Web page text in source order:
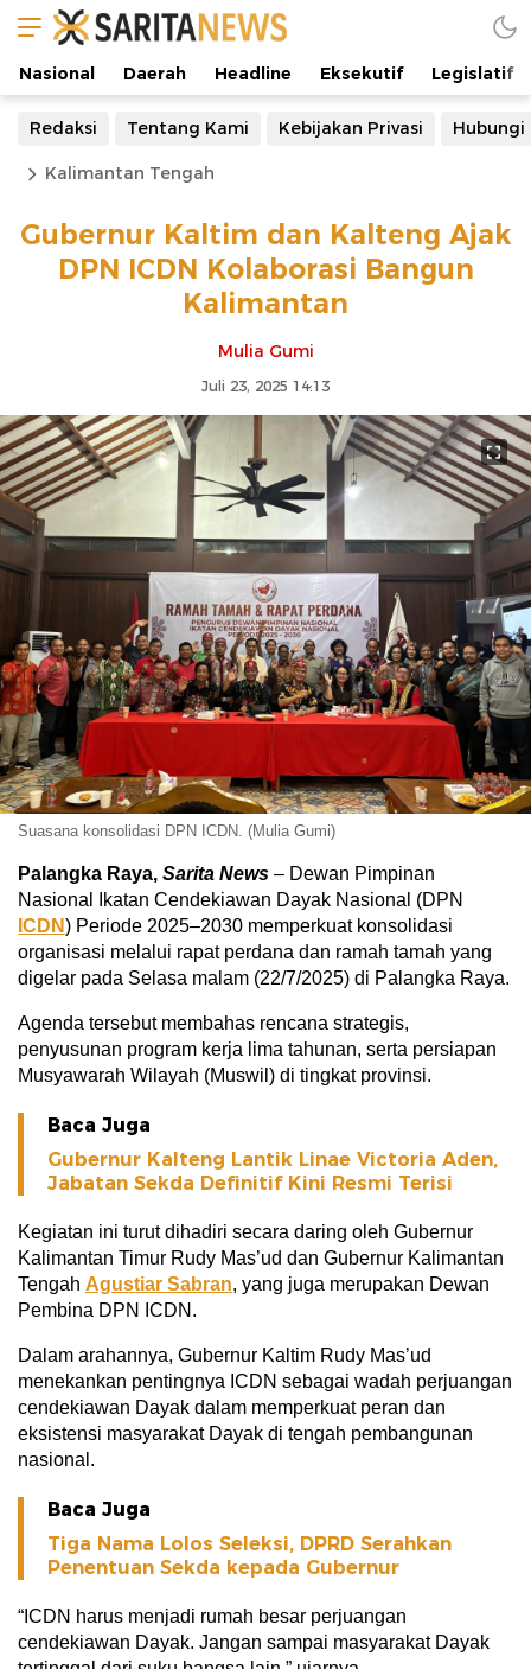
Nasional Daerah Headline Eksekutif Legislatif
Redaksi Tentang Kami Kebijakan Privasi Hubungi
Kalimantan Tengah
Gubernur Kaltim dan Kalteng Ajak
DPN ICDN Kolaborasi Bangun
Kalimantan
Mulia Gumi
Juli 23, 2025 14:13
Suasana konsolidasi DPN ICDN. (Mulia Gumi)
Palangka Raya, Sarita News – Dewan Pimpinan
Nasional Ikatan Cendekiawan Dayak Nasional (DPN
ICDN) Periode 2025–2030 memperkuat konsolidasi
organisasi melalui rapat perdana dan ramah tamah yang
digelar pada Selasa malam (22/7/2025) di Palangka Raya.
Agenda tersebut membahas rencana strategis,
penyusunan program kerja lima tahunan, serta persiapan
Musyawarah Wilayah (Muswil) di tingkat provinsi.
Baca Juga
Gubernur Kalteng Lantik Linae Victoria Aden,
Jabatan Sekda Definitif Kini Resmi Terisi
Kegiatan ini turut dihadiri secara daring oleh Gubernur
Kalimantan Timur Rudy Mas’ud dan Gubernur Kalimantan
Tengah Agustiar Sabran, yang juga merupakan Dewan
Pembina DPN ICDN.
Dalam arahannya, Gubernur Kaltim Rudy Mas’ud
menekankan pentingnya ICDN sebagai wadah perjuangan
cendekiawan Dayak dalam memperkuat peran dan
eksistensi masyarakat Dayak di tengah pembangunan
nasional.
Baca Juga
Tiga Nama Lolos Seleksi, DPRD Serahkan
Penentuan Sekda kepada Gubernur
“ICDN harus menjadi rumah besar perjuangan
cendekiawan Dayak. Jangan sampai masyarakat Dayak